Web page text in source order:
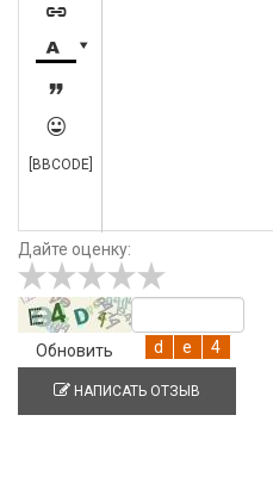





[BBCODE]
Дайте оценку:
Обновить
НАПИСАТЬ ОТЗЫВ